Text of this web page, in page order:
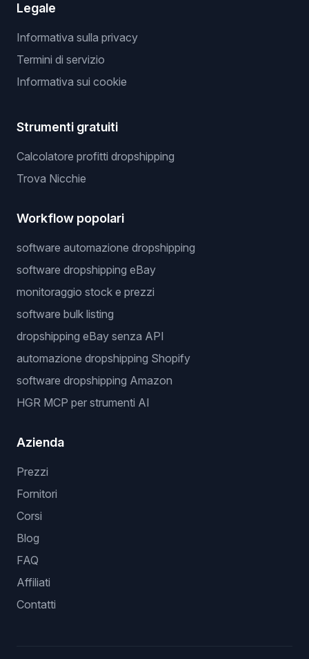
Legale
Informativa sulla privacy
Termini di servizio
Informativa sui cookie
Strumenti gratuiti
Calcolatore profitti dropshipping
Trova Nicchie
Workflow popolari
software automazione dropshipping
software dropshipping eBay
monitoraggio stock e prezzi
software bulk listing
dropshipping eBay senza API
automazione dropshipping Shopify
software dropshipping Amazon
HGR MCP per strumenti AI
Azienda
Prezzi
Fornitori
Corsi
Blog
FAQ
Affiliati
Contatti